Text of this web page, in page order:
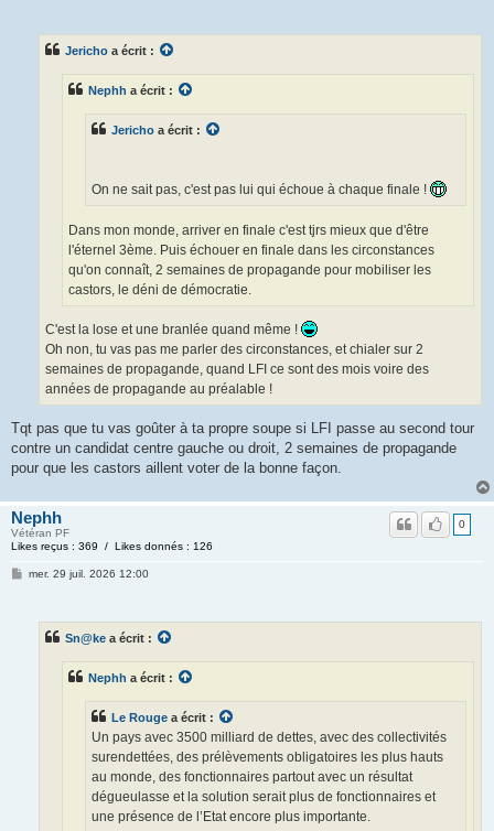
Jericho a écrit :
Nephh a écrit :
Jericho a écrit :
On ne sait pas, c'est pas lui qui échoue à chaque finale !
Dans mon monde, arriver en finale c'est tjrs mieux que d'être
l'éternel 3ème. Puis échouer en finale dans les circonstances
qu'on connaît, 2 semaines de propagande pour mobiliser les
castors, le déni de démocratie.
C'est la lose et une branlée quand même !
Oh non, tu vas pas me parler des circonstances, et chialer sur 2
semaines de propagande, quand LFI ce sont des mois voire des
années de propagande au préalable !
Tqt pas que tu vas goûter à ta propre soupe si LFI passe au second tour
contre un candidat centre gauche ou droit, 2 semaines de propagande
pour que les castors aillent voter de la bonne façon.
Nephh
Vétéran PF
Likes reçus : 369 / Likes donnés : 126
0
mer. 29 juil. 2026 12:00
Sn@ke a écrit :
Nephh a écrit :
Le Rouge a écrit :
Un pays avec 3500 milliard de dettes, avec des collectivités
surendettées, des prélèvements obligatoires les plus hauts
au monde, des fonctionnaires partout avec un résultat
dégueulasse et la solution serait plus de fonctionnaires et
une présence de l’Etat encore plus importante.